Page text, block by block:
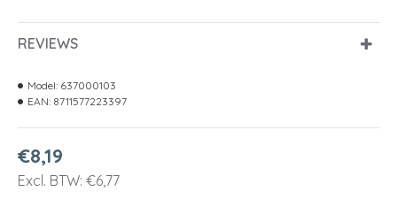
REVIEWS
€8,19
Excl. BTW: €6,77
Model: 637000103
EAN: 8711577223397